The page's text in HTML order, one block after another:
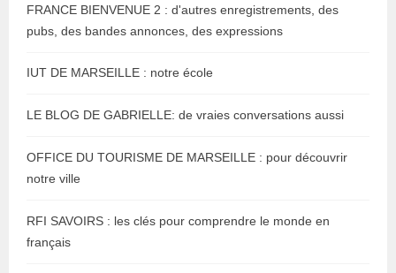
FRANCE BIENVENUE 2 : d'autres enregistrements, des
pubs, des bandes annonces, des expressions
IUT DE MARSEILLE : notre école
LE BLOG DE GABRIELLE: de vraies conversations aussi
OFFICE DU TOURISME DE MARSEILLE : pour découvrir
notre ville
RFI SAVOIRS : les clés pour comprendre le monde en
français